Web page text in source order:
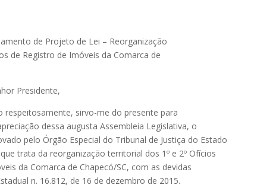
de Projeto de Lei – Reorganização
de Registro de Imóveis da Comarca de
Presidente,
respeitosamente, sirvo-me do presente para
dessa augusta Assembleia Legislativa, o
pelo Órgão Especial do Tribunal de Justiça do Estado
trata da reorganização territorial dos 1º e 2º Ofícios
da Comarca de Chapecó/SC, com as devidas
n. 16.812, de 16 de dezembro de 2015.